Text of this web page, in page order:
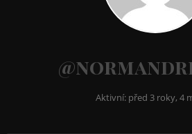
Aktivní: před 3 roky, 4